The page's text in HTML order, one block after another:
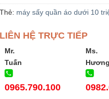
Thẻ: máy sấy quần áo dưới 10
LIÊN HỆ TRỰC TIẾP
Mr.
Tuấn
0965.790.100
Ms.
Hương